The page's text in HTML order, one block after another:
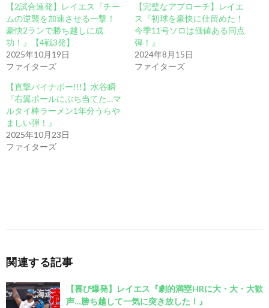
【2試合連発】レイエス『チー
ムの逆襲を加速させる一撃！
豪快2ランで勝ち越しに成
功！』【4戦3発】
2025年10月19日
ファイターズ
【完璧なアプローチ】レイエ
ス『初球を豪快に仕留めた！
今季11号ソロは価値ある同点
弾！』
2024年8月15日
ファイターズ
【直撃パイナポー!!!】水谷瞬
『右翼ポールにぶち当てた…マ
ルタイ棒ラーメン1年分うらや
ましい弾！』
2025年10月23日
ファイターズ
関連する記事
【喜び爆発】レイエス『劇的満塁HRに大・大・大歓
声…勝ち越して一気に突き放した！』